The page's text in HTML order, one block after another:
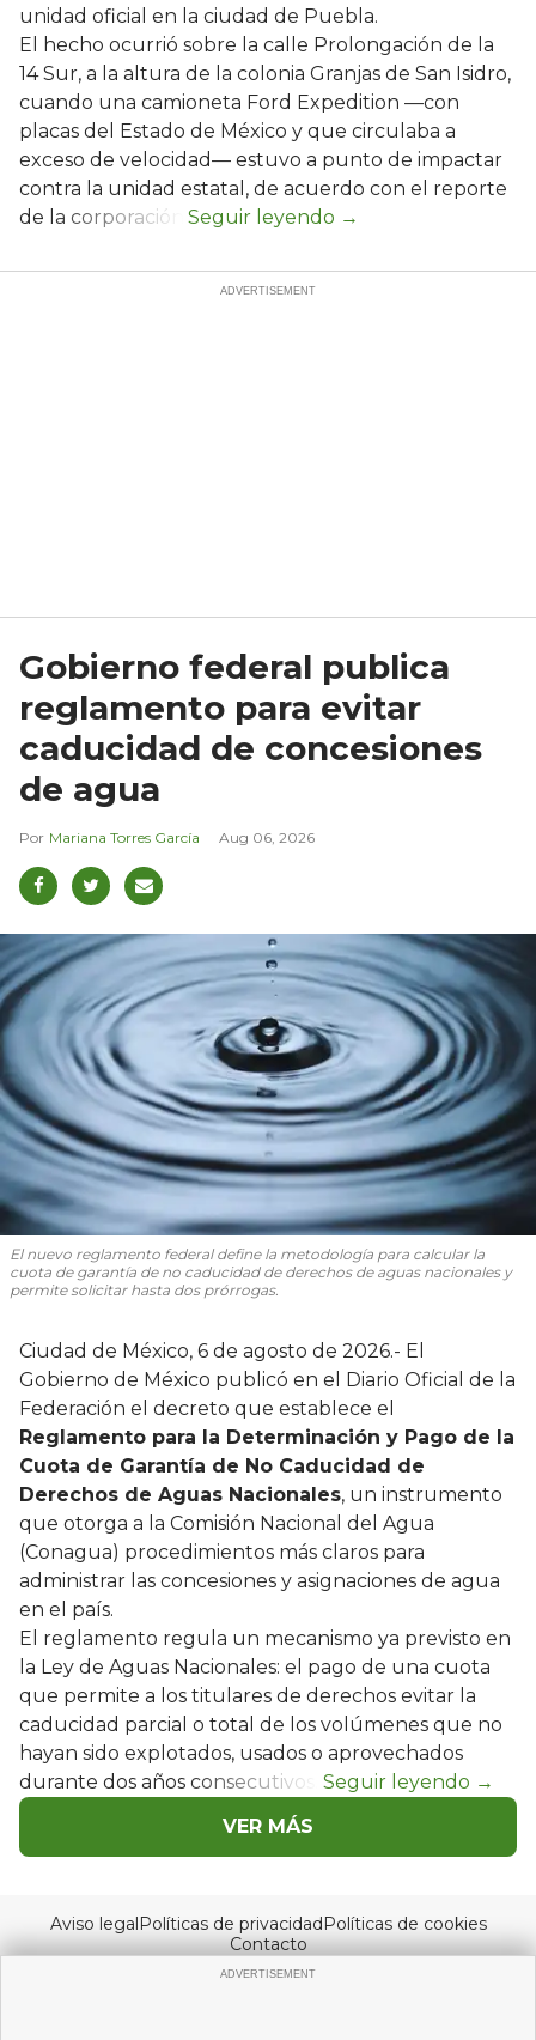
unidad oficial en la ciudad de Puebla.
El hecho ocurrió sobre la calle Prolongación de la
14 Sur, a la altura de la colonia Granjas de San Isidro,
cuando una camioneta Ford Expedition —con
placas del Estado de México y que circulaba a
exceso de velocidad— estuvo a punto de impactar
contra la unidad estatal, de acuerdo con el reporte
de la corporación.
Gobierno federal publica
reglamento para evitar
caducidad de concesiones
de agua
Mariana Torres García Aug 06, 2026
El nuevo reglamento federal define la metodología para calcular la
cuota de garantía de no caducidad de derechos de aguas nacionales y
permite solicitar hasta dos prórrogas.
Ciudad de México, 6 de agosto de 2026.- El
Gobierno de México publicó en el Diario Oficial de la
Federación el decreto que establece el
Reglamento para la Determinación y Pago de la
Cuota de Garantía de No Caducidad de
Derechos de Aguas Nacionales, un instrumento
que otorga a la Comisión Nacional del Agua
(Conagua) procedimientos más claros para
administrar las concesiones y asignaciones de agua
en el país.
El reglamento regula un mecanismo ya previsto en
la Ley de Aguas Nacionales: el pago de una cuota
que permite a los titulares de derechos evitar la
caducidad parcial o total de los volúmenes que no
hayan sido explotados, usados o aprovechados
durante dos años consecutivos.
VER MÁS
Aviso legalPolíticas de privacidadPolíticas de cookies
Contacto